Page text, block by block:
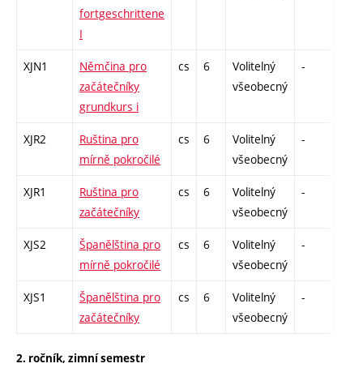
fortgeschrittene
I
XJN1
Němčina pro
začátečníky
grundkurs i
cs 6
Volitelný
všeobecný
-
XJR2
Ruština pro
mírně pokročilé
cs 6
Volitelný
všeobecný
-
XJR1
Ruština pro
začátečníky
cs 6
Volitelný
všeobecný
-
XJS2
Španělština pro
mírně pokročilé
cs 6
Volitelný
všeobecný
-
XJS1
Španělština pro
začátečníky
cs 6
Volitelný
všeobecný
-
2. ročník, zimní semestr